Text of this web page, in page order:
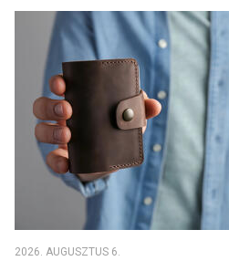
2026. AUGUSZTUS 6.